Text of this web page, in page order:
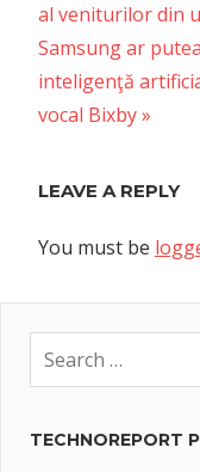
navigation
Post:
al veniturilor din
Next
Post:
Samsung ar
inteligenţă
vocal Bixby
LEAVE A REPLY
You must be
TECHNOREPORT